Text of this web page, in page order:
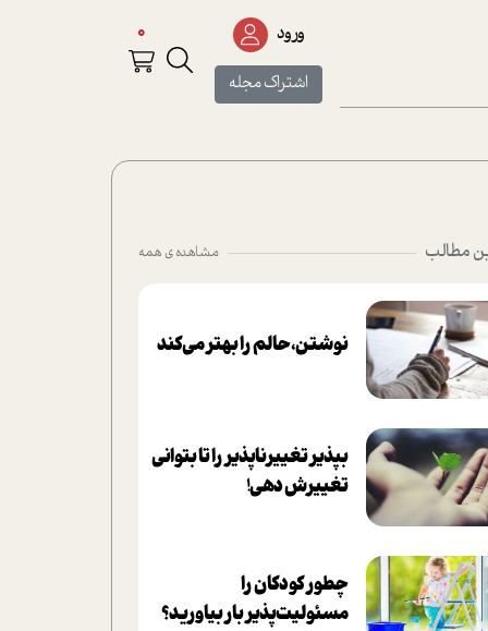
ورود
اشتراک مجله
0
مطالب مشاهده ی همه
نوشتن، حالم را بهتر می‌کند
بپذير تغييرناپذير را تا بتواني
تغييرش دهي!‏
چطور کودکان را
مسئولیت‌پذیر بار بیاورید؟